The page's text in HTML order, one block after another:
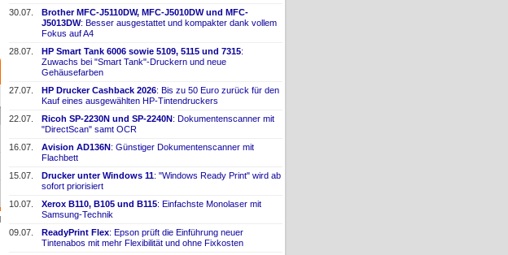
30.07.
Brother MFC-​J5110DW, MFC-​J5010DW und MFC-
J5013DW: Besser ausgestattet und kompakter dank vollem
Fokus auf A4
28.07.
HP Smart Tank 6006 sowie 5109, 5115 und 7315:
Zuwachs bei "Smart Tank"-​Druckern und neue
Gehäusefarben
27.07.
HP Drucker Cashback 2026: Bis zu 50 Euro zurück für den
Kauf eines ausgewählten HP-​Tintendruckers
22.07.
Ricoh SP-​2230N und SP-​2240N: Dokumentenscanner mit
"DirectScan" samt OCR
16.07.
Avision AD136N: Günstiger Dokumentenscanner mit
Flachbett
15.07.
Drucker unter Windows 11: "Windows Ready Print" wird ab
sofort priorisiert
10.07.
Xerox B110, B105 und B115: Einfachste Monolaser mit
Samsung-​Technik
09.07.
ReadyPrint Flex: Epson prüft die Einführung neuer
Tintenabos mit mehr Flexibilität und ohne Fixkosten